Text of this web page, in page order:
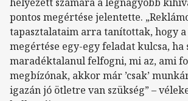
pontos megértése jelentette.
tapasztalataim arra tanítottak, hogy
megértése egy-egy feladat kulcsa,
maradéktalanul felfogni, mi az, ami
megbízónak, akkor már ’csak’
igazán jó ötletre van szükség” –